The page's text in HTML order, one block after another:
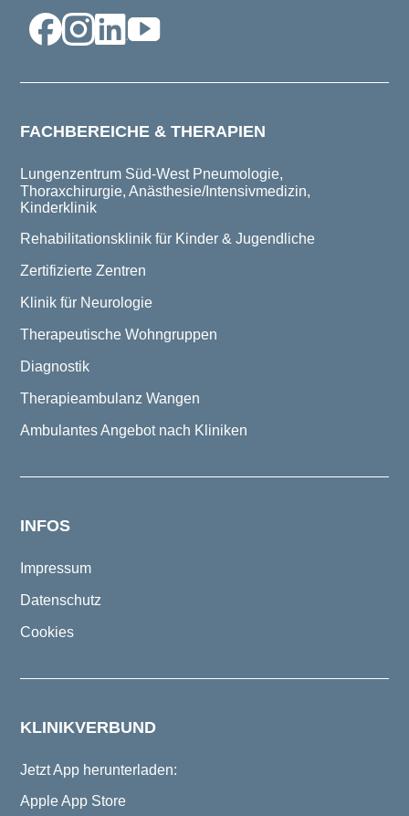
FACHBEREICHE & THERAPIEN
Lungenzentrum Süd-West Pneumologie,
Thoraxchirurgie, Anästhesie/Intensivmedizin,
Kinderklinik
Rehabilitationsklinik für Kinder & Jugendliche
Zertifizierte Zentren
Klinik für Neurologie
Therapeutische Wohngruppen
Diagnostik
Therapieambulanz Wangen
Ambulantes Angebot nach Kliniken
INFOS
Impressum
Datenschutz
Cookies
KLINIKVERBUND
Jetzt App herunterladen:
Apple App Store